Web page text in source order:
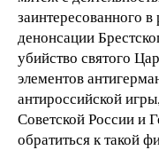
заинтересованного
денонсации
убийство святого
элементов
антироссийской
Советской России и
обратиться к такой